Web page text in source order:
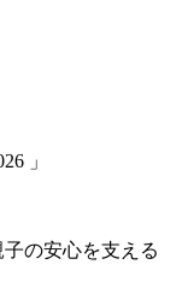
」
の安心を支える